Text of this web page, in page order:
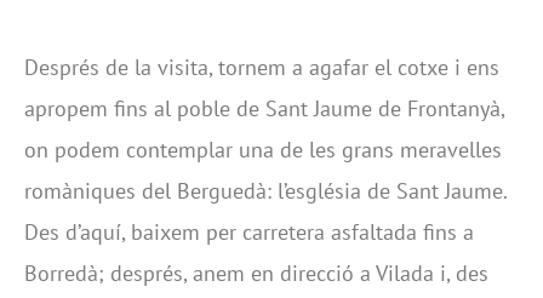
Després de la visita, tornem a agafar el cotxe i ens
apropem fins al poble de Sant Jaume de Frontanyà,
on podem contemplar una de les grans meravelles
romàniques del Berguedà: l’església de Sant Jaume.
Des d’aquí, baixem per carretera asfaltada fins a
Borredà; després, anem en direcció a Vilada i, des